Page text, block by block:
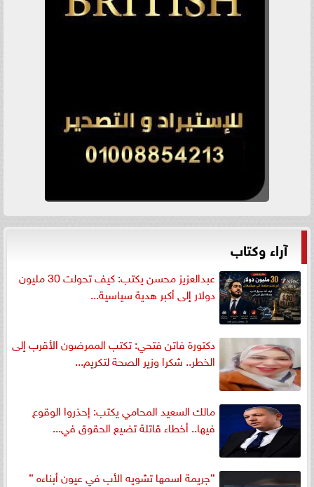
آراء وكتاب
عبدالعزيز محسن يكتب: كيف تحولت 30 مليون
دولار إلى أكبر هدية سياسية...
دكتورة فاتن فتحي: تكتب الممرضون الأقرب إلى
الخطر.. شكرا وزير الصحة لتكريم...
مالك السعيد المحامي يكتب: إحذروا الوقوع
فيها.. أخطاء قاتلة تضيع الحقوق في...
”جريمة اسمها تشويه الأب في عيون أبناءه ”